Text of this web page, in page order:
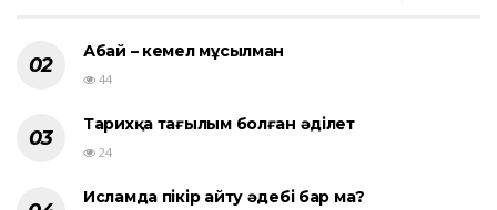
Абай – кемел мұсылман
44
Тарихқа тағылым болған әділет
24
Исламда пікір айту әдебі бар ма?